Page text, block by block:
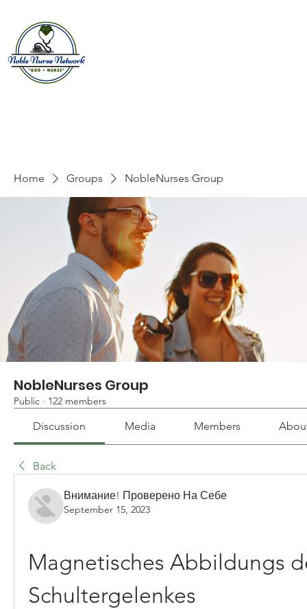
Home Groups NobleNurses Group
NobleNurses Group
Public · 122 members
Discussion Media Members
Back
Внимание! Проверено На Себе
September 15, 2023
Magnetisches Abbildungs
Schultergelenkes